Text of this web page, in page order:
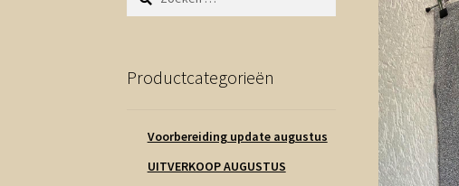
naar:
Productcategorieën
Voorbereiding update augustus
UITVERKOOP AUGUSTUS